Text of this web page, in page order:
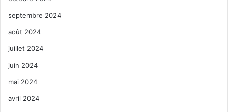
septembre 2024
août 2024
juillet 2024
juin 2024
mai 2024
avril 2024